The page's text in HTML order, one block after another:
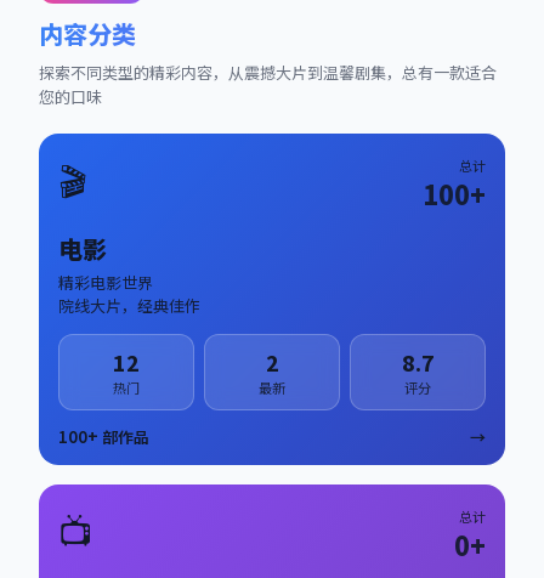
内容分类
探索不同类型的精彩内容，从震撼大片到温馨剧集，总有一款适合
您的口味
🎬 总计
100+
电影
精彩电影世界
院线大片，经典佳作
12
热门
2
最新
8.7
评分
100+ 部作品 →
📺 总计
0+